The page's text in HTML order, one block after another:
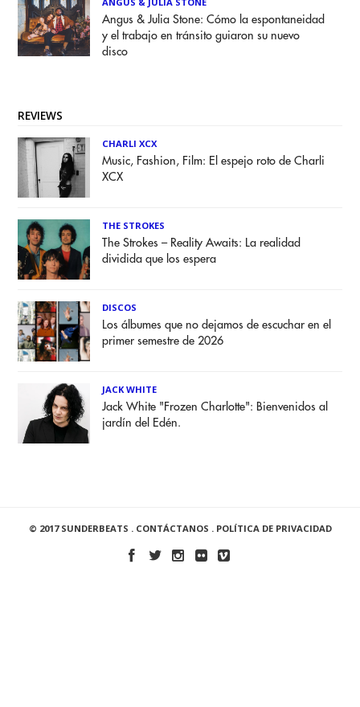
Angus & Julia Stone: Cómo la espontaneidad
y el trabajo en tránsito guiaron su nuevo
disco
REVIEWS
CHARLI XCX
Music, Fashion, Film: El espejo roto de Charli
XCX
THE STROKES
The Strokes – Reality Awaits: La realidad
dividida que los espera
DISCOS
Los álbumes que no dejamos de escuchar en el
primer semestre de 2026
JACK WHITE
Jack White "Frozen Charlotte": Bienvenidos al
jardín del Edén.
© 2017 SUNDERBEATS . CONTÁCTANOS . POLÍTICA DE PRIVACIDAD